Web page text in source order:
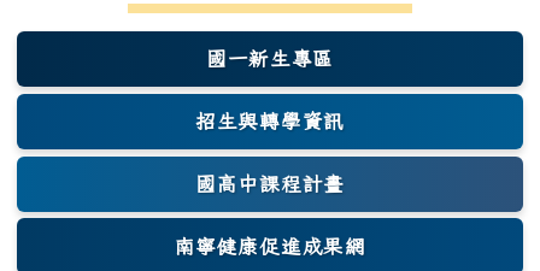
國一新生專區
(另開新視窗)
招生與轉學資訊
國高中課程計畫
南寧健康促進成果網
(另開新視窗)